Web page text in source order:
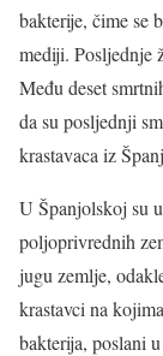
bakterije, čime se
mediji. Posljednje
Među deset
da su posljednji
krastavaca iz
U Španjolskoj su
poljoprivrednih
jugu zemlje,
krastavci na
bakterija, poslani